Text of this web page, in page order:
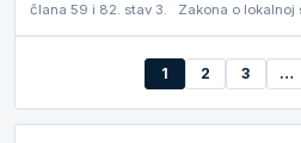
člana 59 i 82. stav 3. Zakona o lokalnoj
1 2 3 …